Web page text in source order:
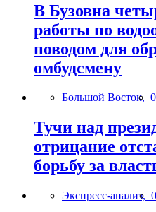
В Бузовна
работы по
поводом для
омбудсмену
Большой Восток,
Тучи над
отрицание
борьбу за
Экспресс-анализ,